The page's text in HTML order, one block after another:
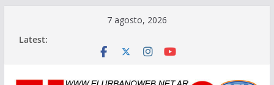
7 agosto, 2026
Latest: